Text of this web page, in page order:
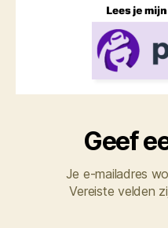
Geef
Je e-mailadres
Vereiste velden